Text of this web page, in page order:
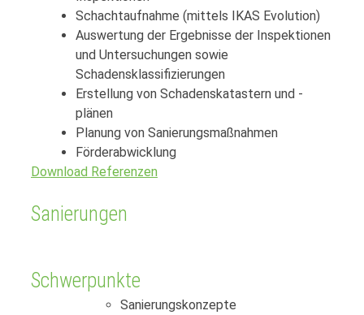
Schachtaufnahme (mittels IKAS Evolution)
Auswertung der Ergebnisse der Inspektionen
und Untersuchungen sowie
Schadensklassifizierungen
Erstellung von Schadenskatastern und -
plänen
Planung von Sanierungsmaßnahmen
Förderabwicklung
Download Referenzen
Sanierungen
Schwerpunkte
Sanierungskonzepte